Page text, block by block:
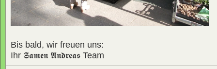
Bis bald, wir freuen uns:
Ihr 𝕾𝖆𝖒𝖊𝖓 𝕬𝖓𝖉𝖗𝖊𝖆𝖘 Team